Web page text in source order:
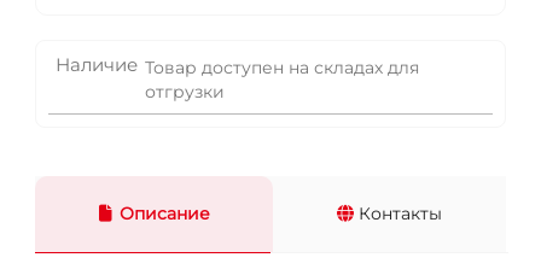
Наличие Товар доступен на складах для
отгрузки
Описание Контакты